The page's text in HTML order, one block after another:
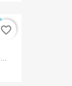
favorite_border